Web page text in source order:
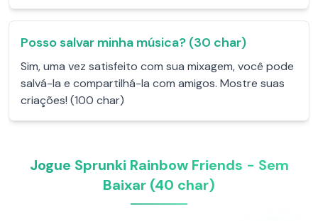
Posso salvar minha música? (30 char)
Sim, uma vez satisfeito com sua mixagem, você pode
salvá-la e compartilhá-la com amigos. Mostre suas
criações! (100 char)
Jogue Sprunki Rainbow Friends - Sem
Baixar (40 char)